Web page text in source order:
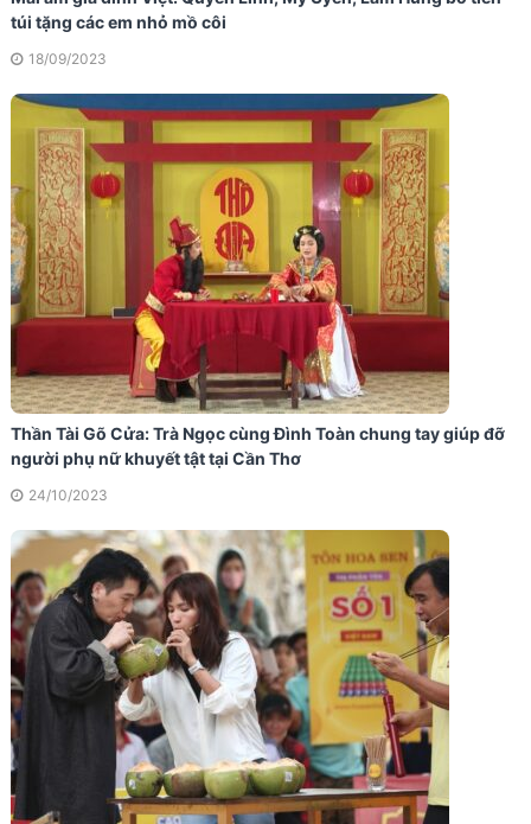
túi tặng các em nhỏ mồ côi
18/09/2023
Thần Tài Gõ Cửa: Trà Ngọc cùng Đình Toàn chung tay giúp đỡ
người phụ nữ khuyết tật tại Cần Thơ
24/10/2023